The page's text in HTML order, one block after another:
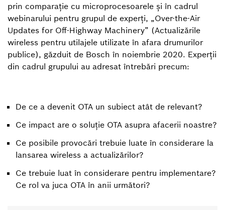
prin comparație cu microprocesoarele și în cadrul
webinarului pentru grupul de experți, „Over-the-Air
Updates for Off-Highway Machinery” (Actualizările
wireless pentru utilajele utilizate în afara drumurilor
publice), găzduit de Bosch în noiembrie 2020. Experții
din cadrul grupului au adresat întrebări precum:
De ce a devenit OTA un subiect atât de relevant?
Ce impact are o soluție OTA asupra afacerii noastre?
Ce posibile provocări trebuie luate în considerare la
lansarea wireless a actualizărilor?
Ce trebuie luat în considerare pentru implementare?
Ce rol va juca OTA în anii următori?